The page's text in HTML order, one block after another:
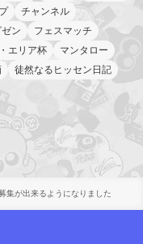
チャンネル
ゼン
フェスマッチ
エリア杯
マンタロー
徒然なるヒッセン日記
集が出来るようになりました